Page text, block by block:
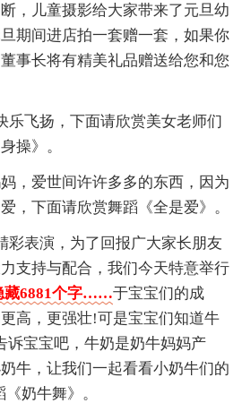
，儿童摄影给大家带来了元旦幼
期间进店拍一套赠一套，如果你
事长将有精美礼品赠送给您和您
乐飞扬，下面请欣赏美女老师们
操》。
，爱世间许许多多的东西，因为
，下面请欣赏舞蹈《全是爱》。
彩表演，为了回报广大家长朋友
支持与配合，我们今天特意举行
6881个字……于宝宝们的成
高，更强壮!可是宝宝们知道牛
诉宝宝吧，牛奶是奶牛妈妈产
牛，让我们一起看看小奶牛们的
奶牛舞》。